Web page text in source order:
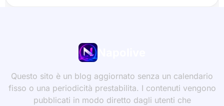
Questo sito è un blog aggiornato senza un calendario
fisso o una periodicità prestabilita. I contenuti vengono
pubblicati in modo diretto dagli utenti che